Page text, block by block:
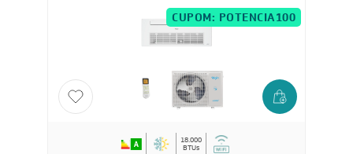
CUPOM: POTENCIA100
18.000
BTUs